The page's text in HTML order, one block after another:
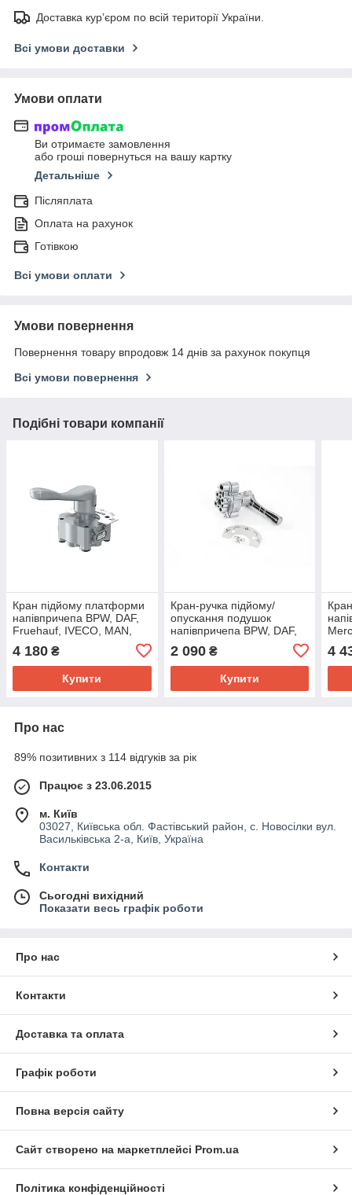
Доставка кур’єром по всій території України.
Всі умови доставки
Умови оплати
Ви отримаєте замовлення
або гроші повернуться на вашу картку
Детальніше
Післяплата
Оплата на рахунок
Готівкою
Всі умови оплати
Умови повернення
Повернення товару впродовж 14 днів за рахунок покупця
Всі умови повернення
Подібні товари компанії
Кран підйому платформи
напівпричепа BPW, DAF,
Fruehauf, IVECO, MAN,
Mercedes, Renault, Scania
➤ 4630320200
4 180 ₴
Купити
Кран-ручка підйому/
опускання подушок
напівпричепа BPW, DAF,
FRUEHAUF, IVECO, MAN,
Mercedes ➤ 4630320200
2 090₴
Купити
4
Про нас
89% позитивних з 114 відгуків за рік
Працює з 23.06.2015
м. Київ
03027, Київська обл. Фастівський район, с. Новосілки вул.
Васильківська 2-а, Київ, Україна
Контакти
Сьогодні вихідний
Показати весь графік роботи
Про нас
Контакти
Доставка та оплата
Графік роботи
Повна версія сайту
Сайт створено на маркетплейсі Prom.ua
Політика конфіденційності